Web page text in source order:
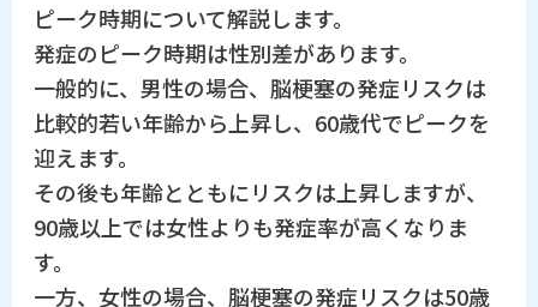
ピーク時期について解説します。
発症のピーク時期は性別差があります。
一般的に、男性の場合、脳梗塞の発症リスクは
比較的若い年齢から上昇し、60歳代でピークを
迎えます。
その後も年齢とともにリスクは上昇しますが、
90歳以上では女性よりも発症率が高くなりま
す。
一方、女性の場合、脳梗塞の発症リスクは50歳